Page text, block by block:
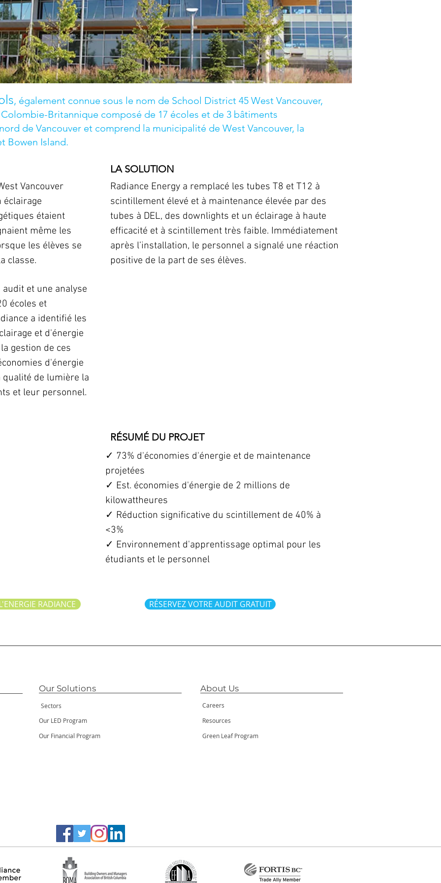
, également connue sous le nom de School District 45 West Vancouver,
Britannique composé de 17 écoles et de 3 bâtiments
de Vancouver et comprend la municipalité de West Vancouver, la
Bowen Island.
Vancouver
éclairage
étaient
même les
les élèves se
classe.
et une analyse
écoles et
a identifié les
et d'énergie
gestion de ces
d'énergie
de lumière la
et leur personnel.
LA SOLUTION
Radiance Energy a remplacé les tubes T8 et T12 à
scintillement élevé et à maintenance élevée par des
tubes à DEL, des downlights et un éclairage à haute
efficacité et à scintillement très faible. Immédiatement
après l’installation, le personnel a signalé une réaction
positive de la part de ses élèves.
RÉSUMÉ DU PROJET
✓ 73% d'économies d'énergie et de maintenance
projetées
✓ Est. économies d'énergie de 2 millions de
kilowattheures
✓ Réduction significative du scintillement de 40% à
<3%
✓ Environnement d'apprentissage optimal pour les
étudiants et le personnel
RADIANCE RÉSERVEZ VOTRE AUDIT GRATUIT
Our Solutions
Sectors
Our LED Program
Our Financial Program
About Us
Careers
Resources
Green Leaf Program